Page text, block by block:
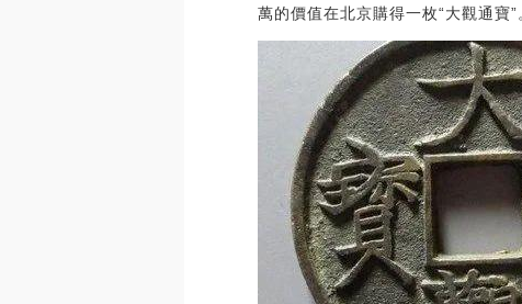
萬的價值在北京購得一枚“大觀通寶”